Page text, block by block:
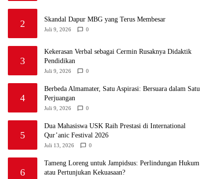
2 Skandal Dapur MBG yang Terus Membesar
Juli 9, 2026 0
3
Kekerasan Verbal sebagai Cermin Rusaknya Didaktik
Pendidikan
Juli 9, 2026 0
4
Berbeda Almamater, Satu Aspirasi: Bersuara dalam Satu
Perjuangan
Juli 9, 2026 0
5
Dua Mahasiswa USK Raih Prestasi di International
Qur’anic Festival 2026
Juli 13, 2026 0
6
Tameng Loreng untuk Jampidsus: Perlindungan Hukum
atau Pertunjukan Kekuasaan?